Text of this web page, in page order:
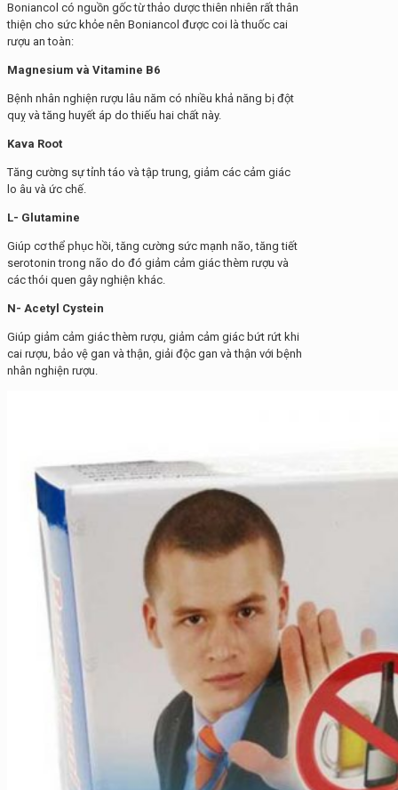
Boniancol có nguồn gốc từ thảo dược thiên nhiên rất thân
thiện cho sức khỏe nên Boniancol được coi là thuốc cai
rượu an toàn:
Magnesium và Vitamine B6
Bệnh nhân nghiện rượu lâu năm có nhiều khả năng bị đột
quỵ và tăng huyết áp do thiếu hai chất này.
Kava Root
Tăng cường sự tỉnh táo và tập trung, giảm các cảm giác
lo âu và ức chế.
L- Glutamine
Giúp cơ thể phục hồi, tăng cường sức mạnh não, tăng tiết
serotonin trong não do đó giảm cảm giác thèm rượu và
các thói quen gây nghiện khác.
N- Acetyl Cystein
Giúp giảm cảm giác thèm rượu, giảm cảm giác bứt rứt khi
cai rượu, bảo vệ gan và thận, giải độc gan và thận với bệnh
nhân nghiện rượu.